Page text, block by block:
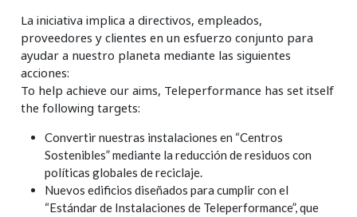
La iniciativa implica a directivos, empleados,
proveedores y clientes en un esfuerzo conjunto para
ayudar a nuestro planeta mediante las siguientes
acciones:
To help achieve our aims, Teleperformance has set itself
the following targets:
Convertir nuestras instalaciones en “Centros
Sostenibles” mediante la reducción de residuos con
políticas globales de reciclaje.
Nuevos edificios diseñados para cumplir con el
“Estándar de Instalaciones de Teleperformance”, que